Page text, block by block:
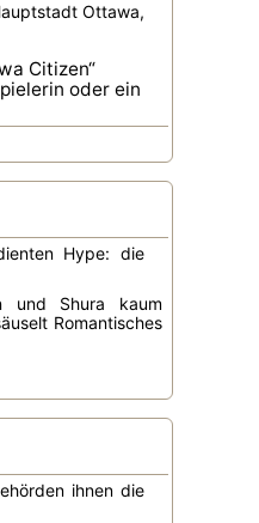
Ottawa,
Citizen“
oder ein
Hype: die
und Shura kaum
Romantisches
ihnen die